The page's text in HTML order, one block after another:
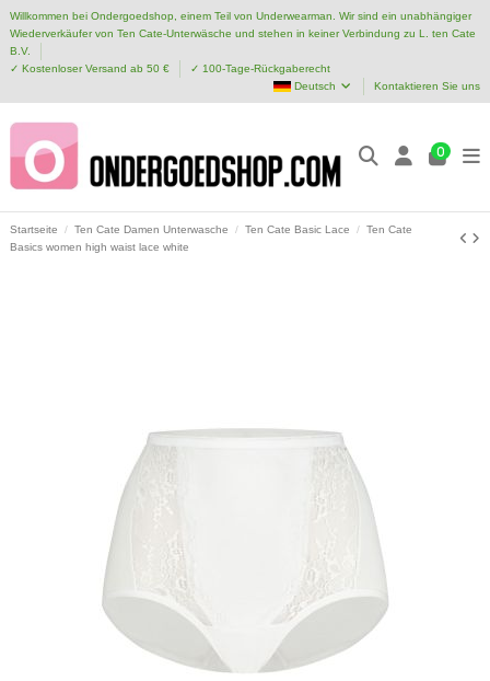
Willkommen bei Ondergoedshop, einem Teil von Underwearman. Wir sind ein unabhängiger
Wiederverkäufer von Ten Cate-Unterwäsche und stehen in keiner Verbindung zu L. ten Cate
B.V.
✓ Kostenloser Versand ab 50 €
✓ 100-Tage-Rückgaberecht
Deutsch
Kontaktieren Sie uns
0
Startseite Ten Cate Damen Unterwasche Ten Cate Basic Lace
Ten Cate
Basics women high waist lace white